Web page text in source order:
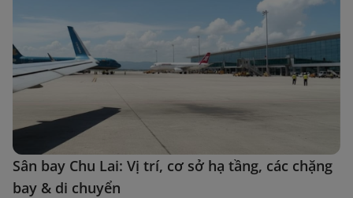
Sân bay Chu Lai: Vị trí, cơ sở hạ tầng, các chặng
bay & di chuyển